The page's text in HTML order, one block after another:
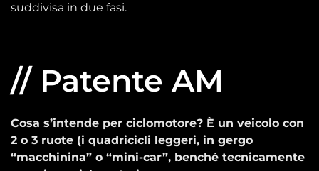
suddivisa in due fasi.
// Patente AM
Cosa s’intende per ciclomotore? È un veicolo con
2 o 3 ruote (i quadricicli leggeri, in gergo
“macchinina” o “mini-car”, benché tecnicamente